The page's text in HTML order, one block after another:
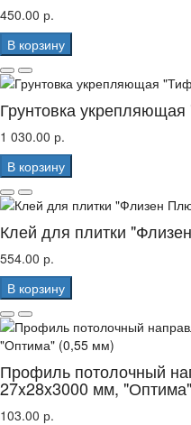
450.00 р.
В корзину
Грунтовка
1 030.00 р.
В корзину
Клей для плитки
554.00 р.
В корзину
Профиль потолочный
27x28x3000 мм,
103.00 р.